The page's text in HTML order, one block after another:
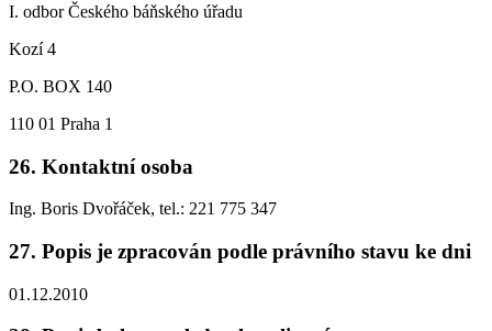
I. odbor Českého báňského úřadu
Kozí 4
P.O. BOX 140
110 01 Praha 1
26. Kontaktní osoba
Ing. Boris Dvořáček, tel.: 221 775 347
27. Popis je zpracován podle právního stavu ke dni
01.12.2010